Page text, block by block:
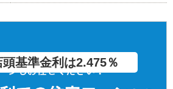
基準金利は2.475％